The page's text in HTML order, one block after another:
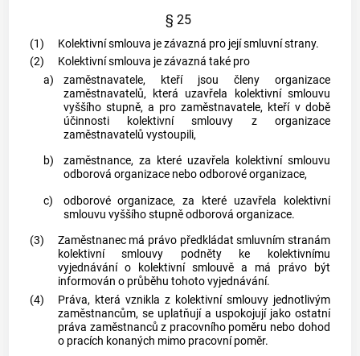
§ 25
(1)
Kolektivní smlouva je závazná pro její smluvní strany.
(2)
Kolektivní smlouva je závazná také pro
a)
zaměstnavatele, kteří jsou členy organizace
zaměstnavatelů, která uzavřela kolektivní smlouvu
vyššího stupně, a pro zaměstnavatele, kteří v době
účinnosti kolektivní smlouvy z organizace
zaměstnavatelů vystoupili,
b)
zaměstnance, za které uzavřela kolektivní smlouvu
odborová organizace nebo odborové organizace,
c)
odborové organizace, za které uzavřela kolektivní
smlouvu vyššího stupně odborová organizace.
(3)
Zaměstnanec má právo předkládat smluvním stranám
kolektivní smlouvy podněty ke kolektivnímu
vyjednávání o kolektivní smlouvě a má právo být
informován o průběhu tohoto vyjednávání.
(4)
Práva, která vznikla z kolektivní smlouvy jednotlivým
zaměstnancům, se uplatňují a uspokojují jako ostatní
práva zaměstnanců z pracovního poměru nebo dohod
o pracích konaných mimo pracovní poměr.